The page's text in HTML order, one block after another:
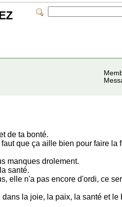
de ta bonté.
que ça aille bien pour faire la
manques drolement.
santé.
elle n'a pas encore d'ordi, ce
la joie, la paix, la santé et le